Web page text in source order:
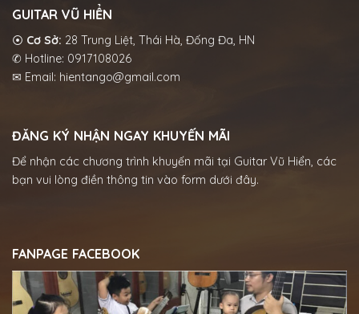
GUITAR VŨ HIỂN
⦿ Cơ Sở: 28 Trung Liệt, Thái Hà, Đống Đa, HN
✆ Hotline: 0917108026
✉ Email: hientango@gmail.com
ĐĂNG KÝ NHẬN NGAY KHUYẾN MÃI
Để nhận các chương trình khuyến mãi tại Guitar Vũ Hiển, các
bạn vui lòng điền thông tin vào form dưới đây.
FANPAGE FACEBOOK